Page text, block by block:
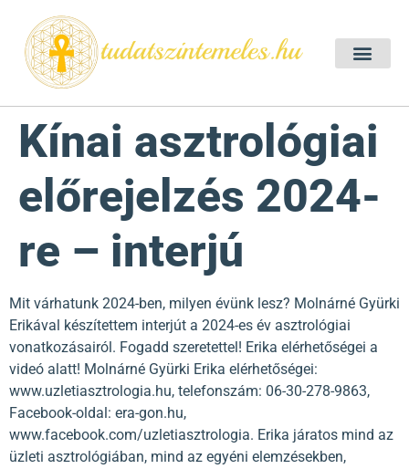
Kínai asztrológiai
előrejelzés 2024-
re – interjú
Mit várhatunk 2024-ben, milyen évünk lesz? Molnárné Gyürki
Erikával készítettem interjút a 2024-es év asztrológiai
vonatkozásairól. Fogadd szeretettel! Erika elérhetőségei a
videó alatt! Molnárné Gyürki Erika elérhetőségei:
www.uzletiasztrologia.hu, telefonszám: 06-30-278-9863,
Facebook-oldal: era-gon.hu,
www.facebook.com/uzletiasztrologia. Erika járatos mind az
üzleti asztrológiában, mind az egyéni elemzésekben,